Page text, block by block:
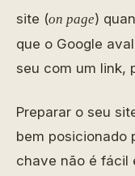
site (on page)
que o Google
seu com um link,
Preparar o seu
bem posicionado
chave não é fácil